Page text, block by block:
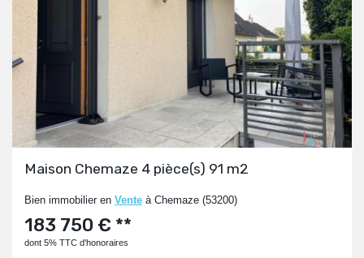
Maison Chemaze 4 pièce(s) 91 m2
Bien immobilier en Vente à Chemaze (53200)
183 750 € **
dont 5% TTC d'honoraires